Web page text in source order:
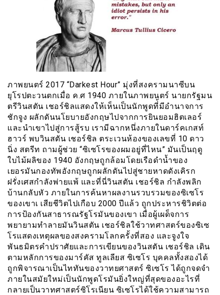
ภาพยนตร์ 2017 “Darkest Hour” มุ่งที่สงครามนาซีบน
ยุโรปตะวนตกเมื่อ ค.ศ 1940 ภายในภาพยนตร์ นายกรัฐมน
ตรีวินสตัน เชอร์ชิลแสดงให้เห็นเป็นนักพูดที่้มีอำนาจการ
ชักจูง ผลักดันนโยบายอังกฤษไปจากการยินยอมฮิตเลอร์
และนำเขาไปสู่การสู้รบ เรามีฉากหนึ่งภายในดาร์คเกสท์
ฮาวร์ พบวินสตัน เชอร์ชิล ตระเวนห้องของเลขที่ 10 ดาว
นิ่ง สตรีท ถามผู้ช่วย “ซิเซโรของผมอยู่ที่ไหน” มันเป็นฤดู
ใบไม้ผลิของ 1940 อังกฤษถูกล้อมโดยเรือดำน้ำของ
เยอรมันกองทัพอังกฤษถูกผลักดันไปสู่ชายหาดดังเคิรก
ฝรั่งเศสกำลังพ่ายแพ้ และที่นี่วินสตัน เชอร์ชิล กำลังพลิก
บ้านกลับหัว ภายในการค้นหาผลงานรวบรวมของซิเซโร
ของเขาเ เสียชีวิตไปเกือบ 2000 ปีแล้ว ถูกประหารชิวิตต่อ
การป้องกันสาธารณรัฐโรมันของเขา เมื่อผู้เผด็จการ
พยายามทำลายมันวินสตัน เชอร์ชิลใช้วาทศาสตร์ของซิเซ
โรแสดงเหตุผลของสงครามโลกครั้งที่สอง และจูงใจ
พันธมิตรคำปราศัยและการเขียนของวินสตัน เชอร์ชิล เดิน
ตามหลักการของมาร์คัส ทูลเลียส ซิเซโร บุคคลทั้งสองได้
ถูกพิจารณาเป็นไททันของวาทยศาสตร์ ซิเซโร ได้ถูกจดจำ
ภายในสมัยใหม่เป็นนักพูดโรมันยิ่งใหญ่ที่สุดของอะไรที่
กลายเป็นวาทศาสตร์ซิโรเนียน ซิเซโรได้ใช้ความสามารถ